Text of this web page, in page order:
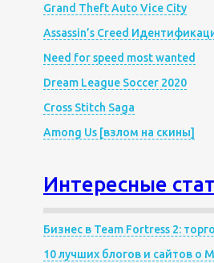
Grand Theft Auto Vice City
Assassin’s Creed
Need for speed most wanted
Dream League Soccer 2020
Cross Stitch Saga
Among Us [взлом на скины]
Интересные
Бизнес в Team Fortress 2:
10 лучших блогов и сайтов о